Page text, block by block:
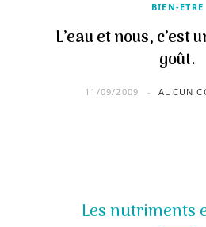
BIEN-ETRE
L’eau et nous, c’est
goût.
11/09/2009 AUCUN
Les nutriments